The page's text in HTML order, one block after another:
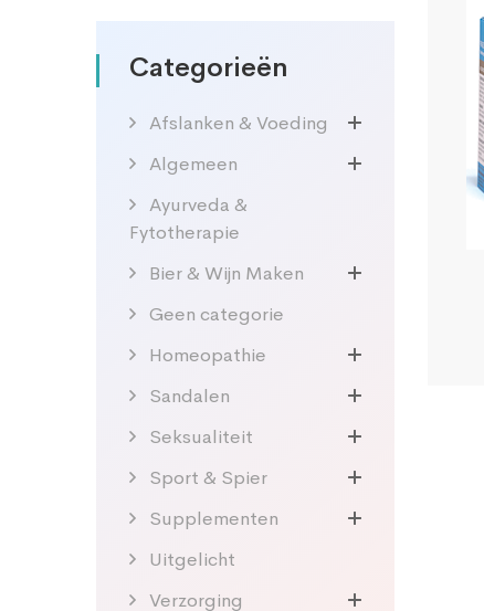
Categorieën
Afslanken & Voeding
Algemeen
Ayurveda &
Fytotherapie
Bier & Wijn Maken
Geen categorie
Homeopathie
Sandalen
Seksualiteit
Sport & Spier
Supplementen
Uitgelicht
Verzorging